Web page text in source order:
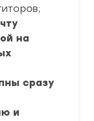
на
сразу
и